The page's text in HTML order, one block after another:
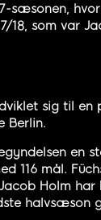
sæsonen,
18, som var
sig til en
Berlin.
en
116 mål.
Holm
halvsæson